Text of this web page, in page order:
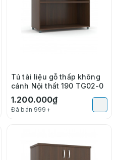
Tủ tài liệu gỗ thấp không
cánh Nội thất 190 TG02-0
1.200.000₫
Đã bán 999+